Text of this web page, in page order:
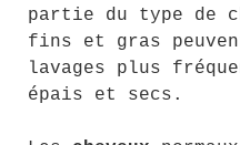
partie du type de
fins et gras
lavages plus
épais et secs.